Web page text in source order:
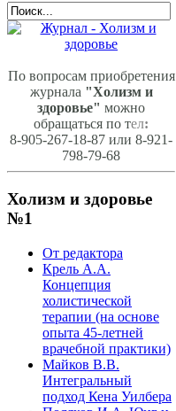
По вопросам приобретения
журнала "Холизм и
здоровье" можно
обращаться по тел:
8-905-267-18-87 или 8-921-
798-79-68
Холизм и здоровье
№1
От редактора
Крель А.А.
Концепция
холистической
терапии (на основе
опыта 45-летней
врачебной практики)
Майков В.В.
Интегральный
подход Кена Уилбера